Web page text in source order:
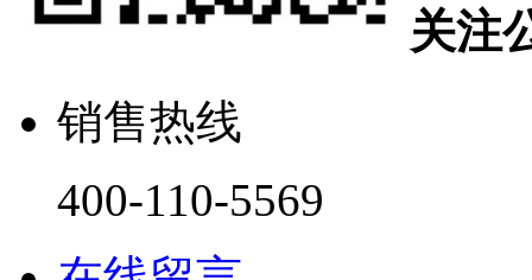
关注
销售热线
400-110-5569